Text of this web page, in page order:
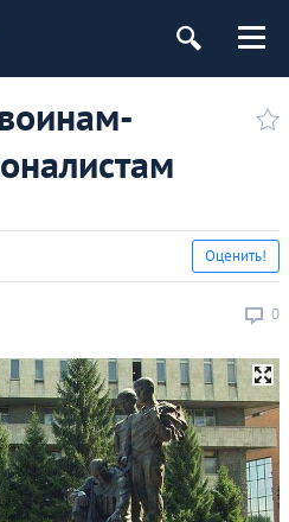
0
Оценить!